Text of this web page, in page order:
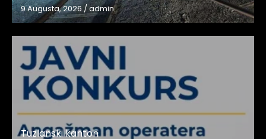
9 Augusta, 2026 / admin
Tuzlanski kanton